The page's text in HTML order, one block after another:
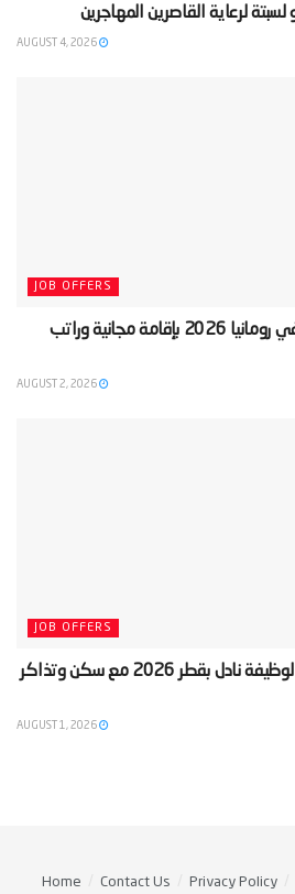
JOB OFFERS
‫برنامج تطوع ممول بالكامل في رومانيا 2026 بإقامة مجانية وراتب
JOB OFFERS
‫تصريح العمل وتأشيرة رسمية لوظيفة نادل بقطر 2026 مع سكن وتذاكر
Home Contact Us Privacy Policy